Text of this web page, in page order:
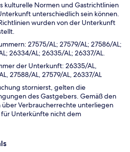
kulturelle Normen und Gastrichtlinien
unterschiedlich sein können.
wurden von der Unterkunft
27575/AL; 27579/AL; 27586/AL;
26334/AL; 26335/AL; 26337/AL.
der Unterkunft: 26335/AL,
27588/AL, 27579/AL, 26337/AL
stornierst, gelten die
des Gastgebers. Gemäß den
über Verbraucherrechte unterliegen
für Unterkünfte nicht dem